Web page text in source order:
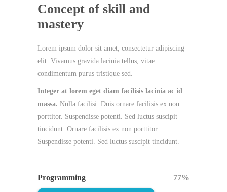
Concept of skill and
mastery
Lorem ipsum dolor sit amet, consectetur adipiscing
elit. Vivamus gravida lacinia tellus, vitae
condimentum purus tristique sed.
Integer at lorem eget diam facilisis lacinia ac id
massa. Nulla facilisi. Duis ornare facilisis ex non
porttitor. Suspendisse potenti. Sed luctus suscipit
tincidunt. Ornare facilisis ex non porttitor.
Suspendisse potenti. Sed luctus suscipit tincidunt.
Programming 77%